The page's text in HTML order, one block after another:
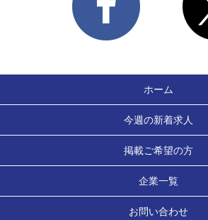
ホーム
今週の新着求人
掲載ご希望の方
企業一覧
お問い合わせ